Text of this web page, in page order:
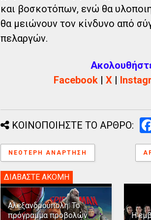
και βοσκοτόπων, ενώ θα
θα μειώνουν τον κίνδυνο από
πελαργών.
Facebook| X|
ΚΟΙΝΟΠΟΙΗΣΤΕ ΤΟ ΑΡΘΡΟ:
ΝΕΌΤΕΡΗ ΑΝΆΡΤΗΣΗ
ΔΙΑΒΑΣΤΕ ΑΚΟΜΗ
Αλεξανδρούπολη: Το
πρόγραμμα προβολών
Η